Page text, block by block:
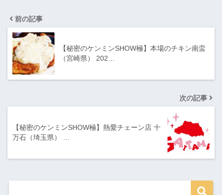
前の記事
【秘密のケンミンSHOW極】本場のチキン南蛮
（宮崎県） 202…
次の記事
【秘密のケンミンSHOW極】熱愛チェーン店 十
万石（埼玉県） …